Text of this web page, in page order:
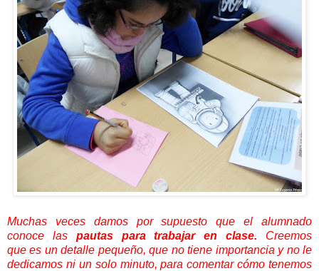
Muchas veces damos por supuesto que el alumnado
conoce las pautas para trabajar en clase. Creemos
quees un detalle pequeño, que no tiene importancia y no le
dedicamos ni un solo minuto, para comentar cómo tenemos